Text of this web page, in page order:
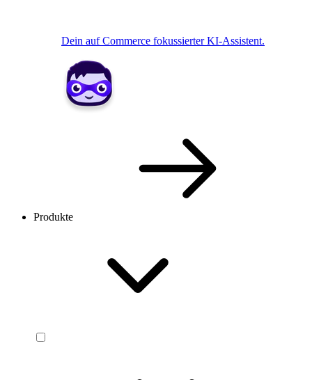
Dein auf Commerce fokussierter KI-Assistent.
Produkte